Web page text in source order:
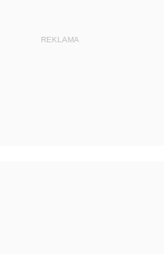
REKLAMA